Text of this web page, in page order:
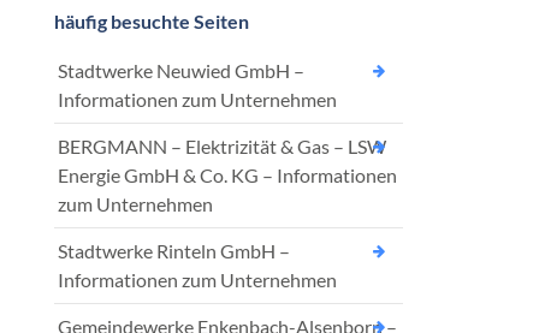
häufig besuchte Seiten
Stadtwerke Neuwied GmbH –
Informationen zum Unternehmen
BERGMANN – Elektrizität & Gas – LSW
Energie GmbH & Co. KG – Informationen
zum Unternehmen
Stadtwerke Rinteln GmbH –
Informationen zum Unternehmen
Gemeindewerke Enkenbach-Alsenborn –